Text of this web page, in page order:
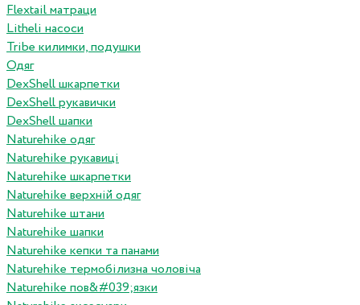
Flextail матраци
Litheli насоси
Tribe килимки, подушки
Одяг
DexShell шкарпетки
DexShell рукавички
DexShell шапки
Naturehike одяг
Naturehike рукавиці
Naturehike шкарпетки
Naturehike верхній одяг
Naturehike штани
Naturehike шапки
Naturehike кепки та панами
Naturehike термобілизна чоловіча
Naturehike пов&#039;язки